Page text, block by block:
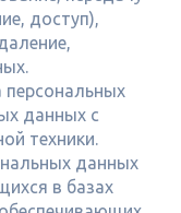
доступ),
данных с
техники.
данных
в базах